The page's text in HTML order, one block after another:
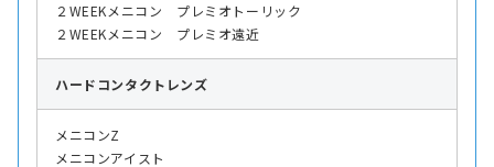
２WEEKメニコン プレミオトーリック
２WEEKメニコン プレミオ遠近
ハード コンタクトレンズ
メニコンZ
メニコンアイスト